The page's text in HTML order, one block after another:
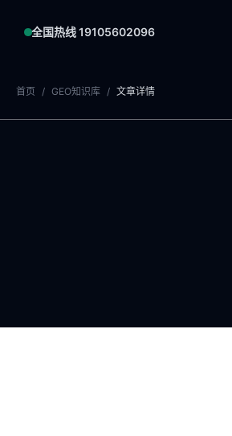
全国热线 19105602096
首页 / GEO知识库 / 文章详情